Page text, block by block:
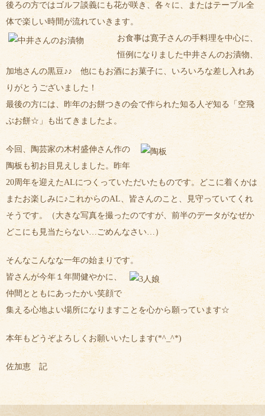
後ろの方ではゴルフ談義にも花が咲き、各々に、またはテーブル全
体で楽しい時間が流れていきます。
お食事は寛子さんの手料理を中心に、
恒例になりました中井さんのお漬物、
加地さんの黒豆♪♪ 他にもお酒にお菓子に、いろいろな差し入れあ
りがとうございました！
最後の方には、昨年のお餅つきの会で作られた知る人ぞ知る「空飛
ぶお餅☆」も出てきましたよ。
今回、陶芸家の木村盛伸さん作の
陶板も初お目見えしました。昨年
20周年を迎えたALにつくっていただいたものです。どこに着くかは
またお楽しみに♪これからのAL、皆さんのこと、見守っていてくれ
そうです。（大きな写真を撮ったのですが、前半のデータがなぜか
どこにも見当たらない…ごめんなさい…）
そんなこんなな一年の始まりです。
皆さんが今年１年間健やかに、
仲間とともにあったかい笑顔で
集える心地よい場所になりますことを心から願っています☆
本年もどうぞよろしくお願いいたします(*^_^*)
佐加恵 記